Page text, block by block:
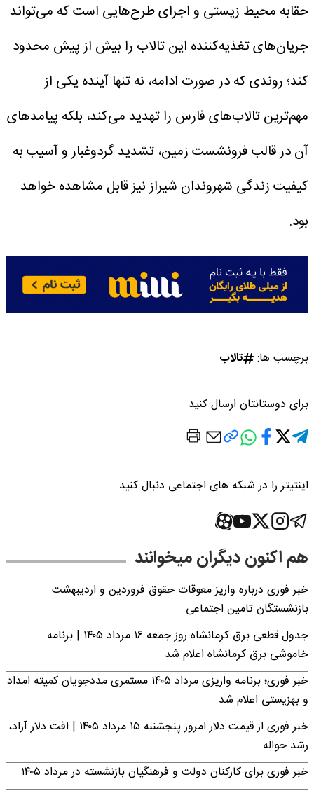
حقابه محیط زیستی و اجرای طرح‌هایی است که می‌تواند
جریان‌های تغذیه‌کننده این تالاب را بیش از پیش محدود
کند؛ روندی که در صورت ادامه، نه تنها آینده یکی از
مهم‌ترین تالاب‌های فارس را تهدید می‌کند، بلکه پیامدهای
آن در قالب فرونشست زمین، تشدید گردوغبار و آسیب به
کیفیت زندگی شهروندان شیراز نیز قابل مشاهده خواهد
بود.
برچسب ها: تالاب
برای دوستانتان ارسال کنید
اینتیتر را در شبکه های اجتماعی دنبال کنید
هم اکنون دیگران میخوانند
خبر فوری درباره واریز معوقات حقوق فروردین و اردیبهشت
بازنشستگان تامین اجتماعی
جدول قطعی برق کرمانشاه روز جمعه ۱۶ مرداد ۱۴۰۵ | برنامه
خاموشی برق کرمانشاه اعلام شد
خبر فوری؛ برنامه واریزی مرداد ۱۴۰۵ مستمری مددجویان کمیته امداد
و بهزیستی اعلام شد
خبر فوری از قیمت دلار امروز پنجشنبه ۱۵ مرداد ۱۴۰۵ | افت دلار آزاد،
رشد حواله
خبر فوری برای کارکنان دولت و فرهنگیان بازنشسته در مرداد ۱۴۰۵